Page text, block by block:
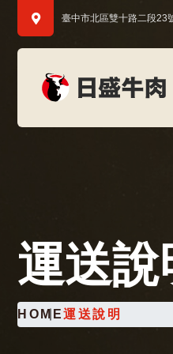
臺中市北區雙十路二段23
運送說
HOME運送說明